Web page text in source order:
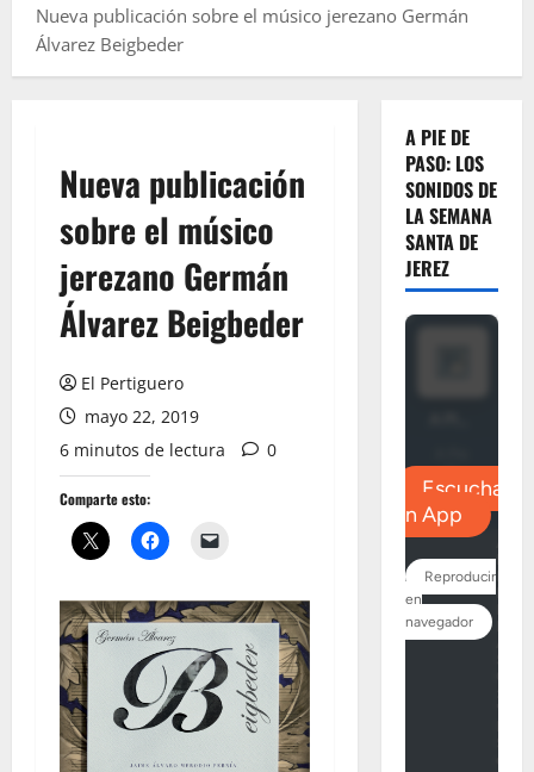
Nueva publicación sobre el músico jerezano Germán
Álvarez Beigbeder
Nueva publicación
sobre el músico
jerezano Germán
Álvarez Beigbeder
El Pertiguero
mayo 22, 2019
6 minutos de lectura
0
Comparte esto:
A PIE DE
PASO: LOS
SONIDOS DE
LA SEMANA
SANTA DE
JEREZ